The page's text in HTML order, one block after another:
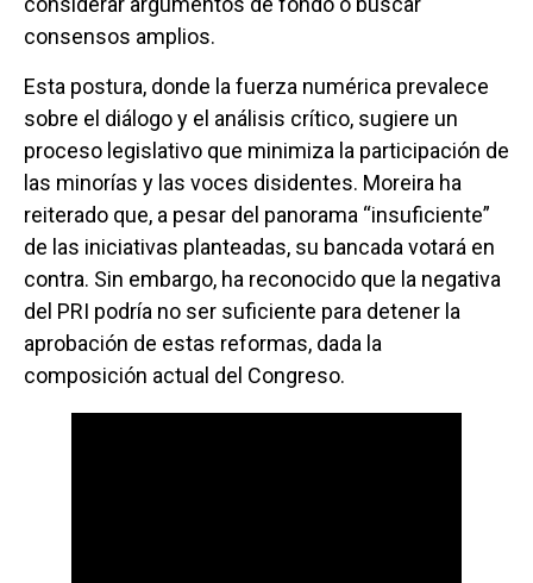
consensos amplios.
Esta postura, donde la fuerza numérica prevalece
sobre el diálogo y el análisis crítico, sugiere un
proceso legislativo que minimiza la participación de
las minorías y las voces disidentes. Moreira ha
reiterado que, a pesar del panorama “insuficiente”
de las iniciativas planteadas, su bancada votará en
contra. Sin embargo, ha reconocido que la negativa
del PRI podría no ser suficiente para detener la
aprobación de estas reformas, dada la
composición actual del Congreso.